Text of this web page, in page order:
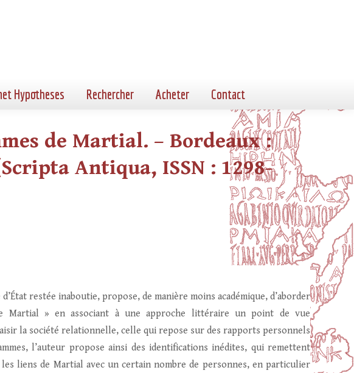
Hypotheses Rechercher Acheter Contact
de Martial. – Bordeaux :
Antiqua, ISSN : 1298-
d’État restée inaboutie, propose, de manière moins académique, d’aborder
Martial » en associant à une approche littéraire un point de vue
la société relationnelle, celle qui repose sur des rapports personnels
l’auteur propose ainsi des identifications inédites, qui remettent
liens de Martial avec un certain nombre de personnes, en particulier